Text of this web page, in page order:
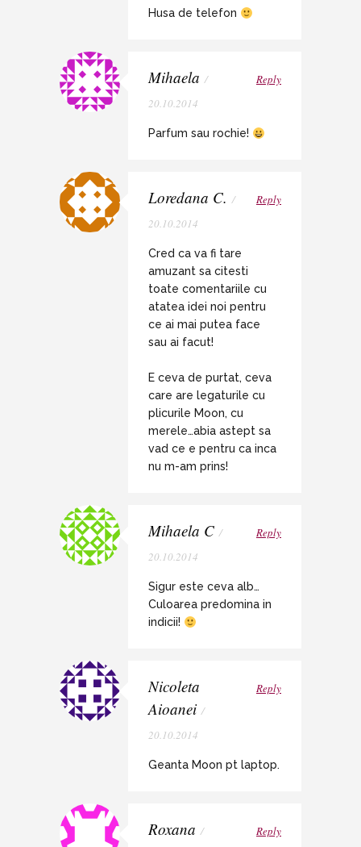
Husa de telefon
Mihaela /
20.10.2014
Reply
Parfum sau rochie!
Loredana C. /
20.10.2014
Reply
Cred ca va fi tare
amuzant sa citesti
toate comentariile cu
atatea idei noi pentru
ce ai mai putea face
sau ai facut!
E ceva de purtat, ceva
care are legaturile cu
plicurile Moon, cu
merele…abia astept sa
vad ce e pentru ca inca
nu m-am prins!
Mihaela C /
20.10.2014
Reply
Sigur este ceva alb…
Culoarea predomina in
indicii!
Nicoleta
Aioanei /
20.10.2014
Reply
Geanta Moon pt laptop.
Roxana /
Reply